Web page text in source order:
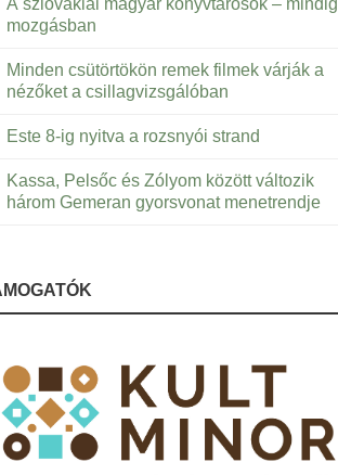
A szlovákiai magyar könyvtárosok – mindig
mozgásban
Minden csütörtökön remek filmek várják a
nézőket a csillagvizsgálóban
Este 8-ig nyitva a rozsnyói strand
Kassa, Pelsőc és Zólyom között változik
három Gemeran gyorsvonat menetrendje